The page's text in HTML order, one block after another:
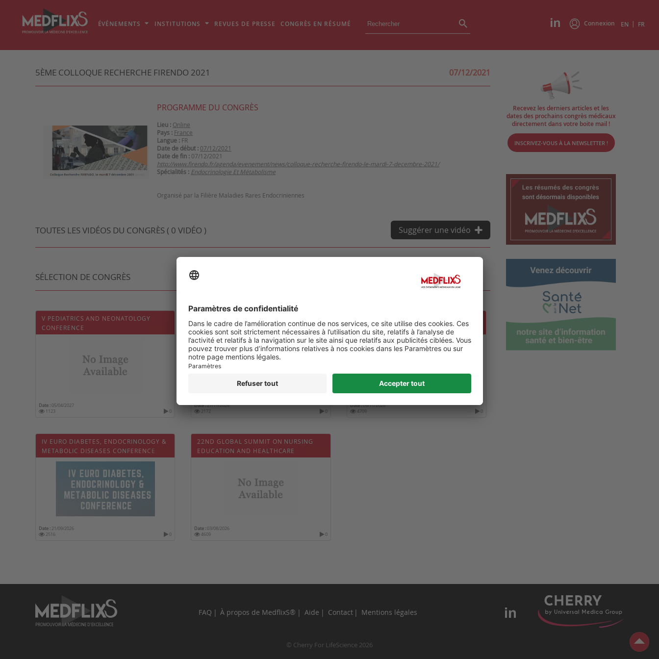
Connexion EN | FR
ÉVÉNEMENTS INSTITUTIONS REVUES DE PRESSE CONGRÈS EN RÉSUMÉ
5ÈME COLLOQUE RECHERCHE FIRENDO 2021 07/12/2021
PROGRAMME DU CONGRÈS
Lieu : Online
Pays : France
Langue : FR
Date de début : 07/12/2021
Date de fin : 07/12/2021
http://www.firendo.fr/agenda/evenement/news/colloque-recherche-firendo-le-mardi-7-decembre-2021/
Spécialités : Endocrinologie Et Métabolisme
TOUTES LES VIDÉOS DU CONGRÈS ( 0 VIDÉO ) Suggérer une vidéo
SÉLECTION DE CONGRÈS
V PEDIATRICS AND NEONATOLOGY
CONFERENCE
Date :05/04/2027
1123
0
Date :27/11/2026
2172
0
HEALTHCARE AND MEDICINE
Date :09/11/2026
4709
0
IV EURO DIABETES, ENDOCRINOLOGY &
METABOLIC DISEASES CONFERENCE
Date : 21/09/2026
2516
0
22ND GLOBAL SUMMIT ON NURSING
EDUCATION AND HEALTHCARE
Date :03/08/2026
4609
0
Recevez les derniers articles et les
dates des prochains congrès médicaux
directement dans votre boite mail !
INSCRIVEZ-VOUS À LA NEWSLETTER !
PROMOUVOIR LA MÉDECINE D'EXCELLENCE
FAQ À propos de MedflixS® Aide Contact Mentions légales
© Cherry For LifeScience 2026